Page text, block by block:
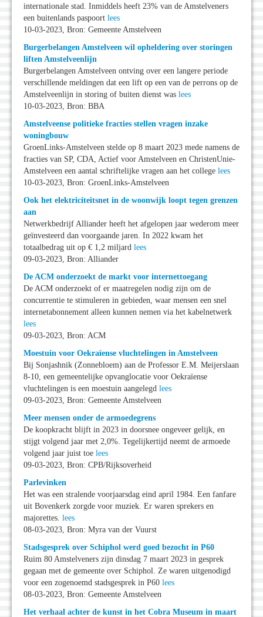
internationale stad. Inmiddels heeft 23% van de Amstelveners
een buitenlands paspoort lees
10-03-2023, Bron: Gemeente Amstelveen
Burgerbelangen Amstelveen wil opheldering over storingen
liften Amstelveenlijn
Burgerbelangen Amstelveen ontving over een langere periode
verschillende meldingen dat een lift op een van de perrons op de
Amstelveenlijn in storing of buiten dienst was lees
10-03-2023, Bron: BBA
Amstelveense politieke fracties stellen vragen inzake
woningbouw
GroenLinks-Amstelveen stelde op 8 maart 2023 mede namens de
fracties van SP, CDA, Actief voor Amstelveen en ChristenUnie-
Amstelveen een aantal schriftelijke vragen aan het college lees
10-03-2023, Bron: GroenLinks-Amstelveen
Ook het elektriciteitsnet in de woonwijk loopt tegen grenzen
aan
Netwerkbedrijf Alliander heeft het afgelopen jaar wederom meer
geïnvesteerd dan voorgaande jaren. In 2022 kwam het
totaalbedrag uit op € 1,2 miljard lees
09-03-2023, Bron: Alliander
De ACM onderzoekt de markt voor internettoegang
De ACM onderzoekt of er maatregelen nodig zijn om de
concurrentie te stimuleren in gebieden, waar mensen een snel
internetabonnement alleen kunnen nemen via het kabelnetwerk
lees
09-03-2023, Bron: ACM
Moestuin voor Oekraïense vluchtelingen in Amstelveen
Bij Sonjashnik (Zonnebloem) aan de Professor E.M. Meijerslaan
8-10, een gemeentelijke opvanglocatie voor Oekraïense
vluchtelingen is een moestuin aangelegd lees
09-03-2023, Bron: Gemeente Amstelveen
Meer mensen onder de armoedegrens
De koopkracht blijft in 2023 in doorsnee ongeveer gelijk, en
stijgt volgend jaar met 2,0%. Tegelijkertijd neemt de armoede
volgend jaar juist toe lees
09-03-2023, Bron: CPB/Rijksoverheid
Parlevinken
Het was een stralende voorjaarsdag eind april 1984. Een fanfare
uit Bovenkerk zorgde voor muziek. Er waren sprekers en
majorettes. lees
08-03-2023, Bron: Myra van der Vuurst
Stadsgesprek over Schiphol werd goed bezocht in P60
Ruim 80 Amstelveners zijn dinsdag 7 maart 2023 in gesprek
gegaan met de gemeente over Schiphol. Ze waren uitgenodigd
voor een zogenoemd stadsgesprek in P60 lees
08-03-2023, Bron: Gemeente Amstelveen
Het verhaal achter de kunst in het Cobra Museum in maart